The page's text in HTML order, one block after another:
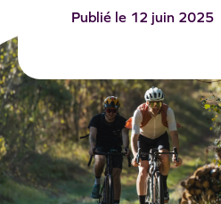
12 juin 2025